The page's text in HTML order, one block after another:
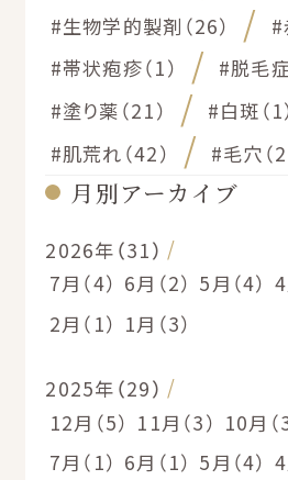
#生物学的製剤（26）
#
#帯状疱疹（1）
#脱毛症
#塗り薬（21）
#白斑（1
#肌荒れ（42）
#毛穴（
月別アーカイブ
2026年（31）
7月（4） 6月（2） 5月（4）
2月（1） 1月（3）
2025年（29）
12月（5） 11月（3） 10月（
7月（1） 6月（1） 5月（4） 4